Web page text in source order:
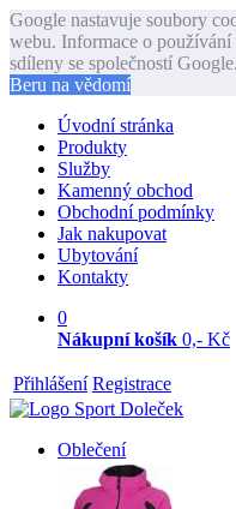
Google nastavuje soubory
webu. Informace o používání
sdíleny se společností Google.
Beru na vědomí
Úvodní stránka
Produkty
Služby
Kamenný obchod
Obchodní podmínky
Jak nakupovat
Ubytování
Kontakty
0
Nákupní košík 0,- Kč
Přihlášení Registrace
Oblečení